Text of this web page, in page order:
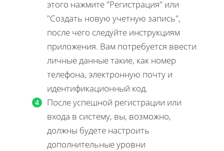
этого нажмите "Регистрация" или
"Создать новую учетную запись",
после чего следуйте инструкциям
приложения. Вам потребуется ввести
личные данные такие, как номер
телефона, электронную почту и
идентификационный код.
После успешной регистрации или
входа в систему, вы, возможно,
должны будете настроить
дополнительные уровни